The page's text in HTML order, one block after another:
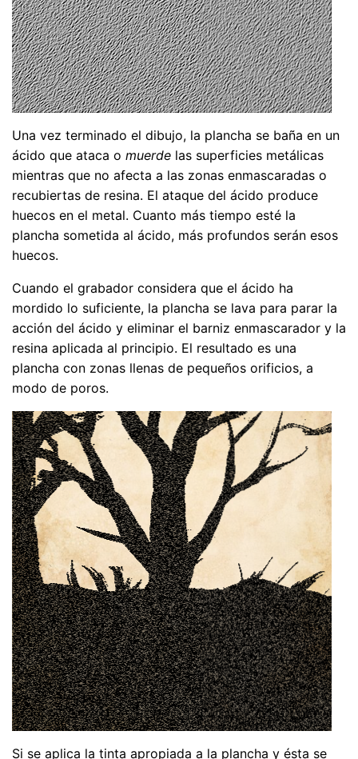
Una vez terminado el dibujo, la plancha se baña en un
ácido que ataca o muerde las superficies metálicas
mientras que no afecta a las zonas enmascaradas o
recubiertas de resina. El ataque del ácido produce
huecos en el metal. Cuanto más tiempo esté la
plancha sometida al ácido, más profundos serán esos
huecos.
Cuando el grabador considera que el ácido ha
mordido lo suficiente, la plancha se lava para parar la
acción del ácido y eliminar el barniz enmascarador y la
resina aplicada al principio. El resultado es una
plancha con zonas llenas de pequeños orificios, a
modo de poros.
Si se aplica la tinta apropiada a la plancha y ésta se